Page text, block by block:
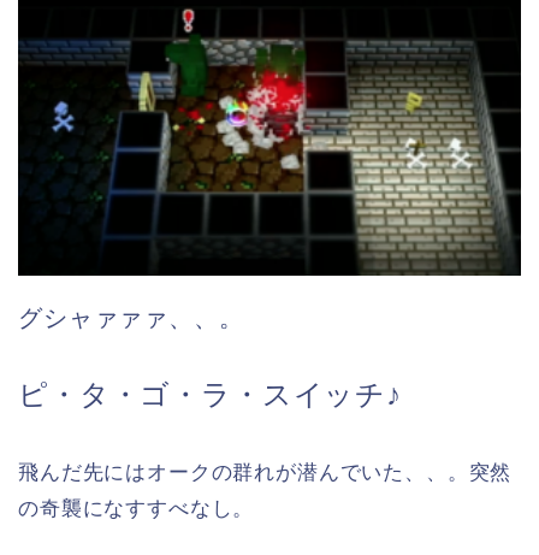
グシャァァァ、、。
ピ・タ・ゴ・ラ・スイッチ♪
飛んだ先にはオークの群れが潜んでいた、、。突然
の奇襲になすすべなし。